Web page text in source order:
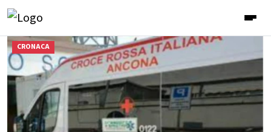
CRONACA